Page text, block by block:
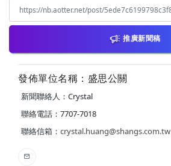
推廣新聞稿
發佈單位名稱：盛思公關
新聞聯絡人：Crystal
聯絡電話：7707-7018
聯絡信箱： crystal.huang@shangs.com.tw